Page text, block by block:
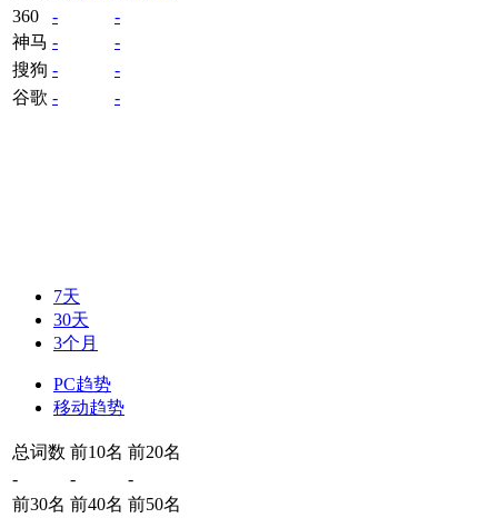
360
-
-
神马 -
-
搜狗 -
-
谷歌 - -
7天
30天
3个月
PC趋势
移动趋势
总词数 前10名 前20名
-
-
-
前30名 前40名 前50名